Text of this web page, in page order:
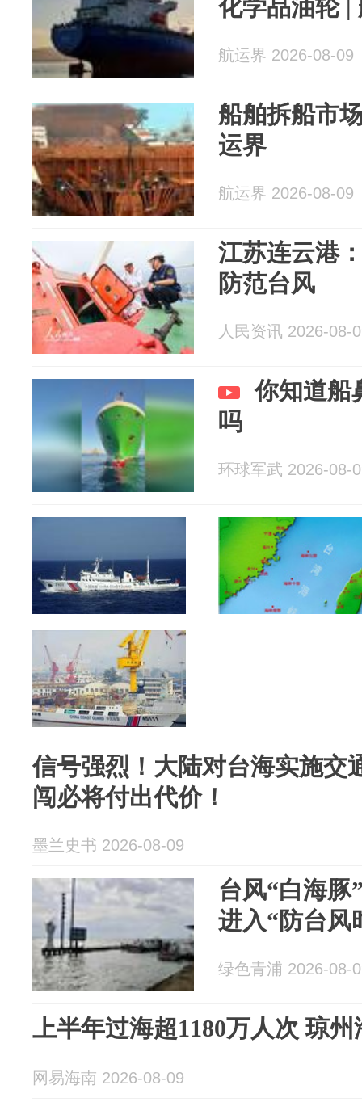
化学品油轮 |
航运界 2026-08-09
船舶拆船市
运界
航运界 2026-08-09
江苏连云港
防范台风
人民资讯 2026-08-
你知道船
吗
环球军武 2026-08-
信号强烈！大陆对台海实施交
闯必将付出代价！
墨兰史书 2026-08-09
台风“白海豚
进入“防台风
绿色青浦 2026-08-
上半年过海超1180万人次 琼
网易海南 2026-08-09